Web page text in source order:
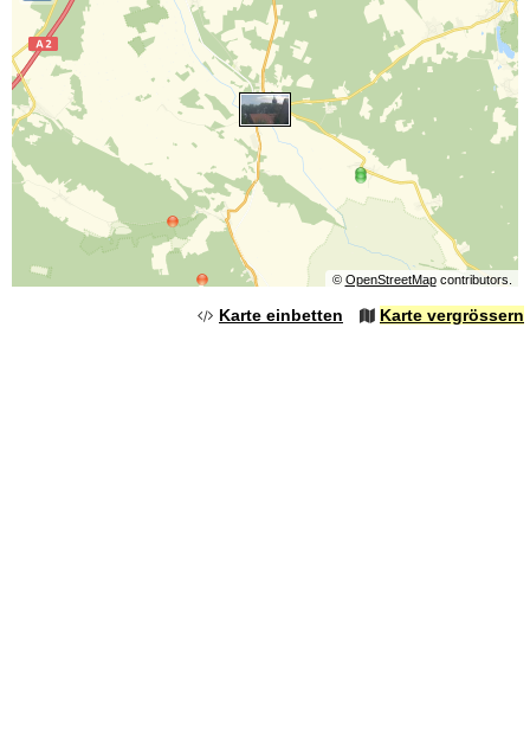
© OpenStreetMapcontributors.
Karte einbetten Karte vergrössern